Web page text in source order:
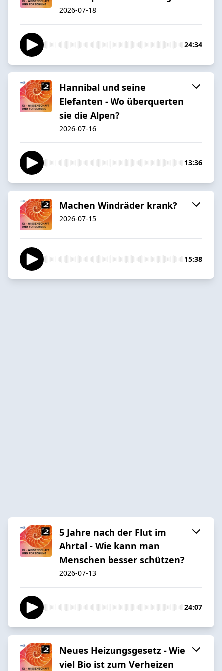
2026-07-18
24:34
Hannibal und seine
Elefanten - Wo überquerten
sie die Alpen?
2026-07-16
13:36
Machen Windräder krank?
2026-07-15
15:38
5 Jahre nach der Flut im
Ahrtal - Wie kann man
Menschen besser schützen?
2026-07-13
24:07
Neues Heizungsgesetz - Wie
viel Bio ist zum Verheizen